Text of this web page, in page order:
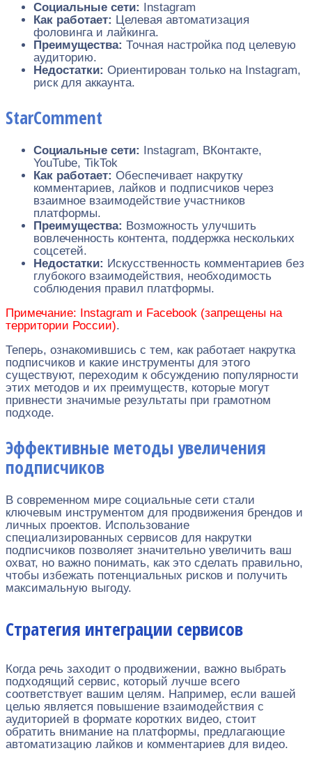
Социальные сети:
Instagram
Как работает: Целевая автоматизация
фоловинга и лайкинга.
Преимущества: Точная настройка под целевую
аудиторию.
Недостатки: Ориентирован только на Instagram,
риск для аккаунта.
StarComment
Социальные сети:
Instagram, ВКонтакте,
YouTube, TikTok
Как работает: Обеспечивает накрутку
комментариев, лайков и подписчиков через
взаимное взаимодействие участников
платформы.
Преимущества: Возможность улучшить
вовлеченность контента, поддержка нескольких
соцсетей.
Недостатки: Искусственность комментариев без
глубокого взаимодействия, необходимость
соблюдения правил платформы.
Примечание: Instagram и Facebook (запрещены на
территории России).
Теперь, ознакомившись с тем, как работает накрутка
подписчиков и какие инструменты для этого
существуют, переходим к обсуждению популярности
этих методов и их преимуществ, которые могут
привнести значимые результаты при грамотном
подходе.
Эффективные методы увеличения
подписчиков
В современном мире социальные сети стали
ключевым инструментом для продвижения брендов и
личных проектов. Использование
специализированных сервисов для накрутки
подписчиков позволяет значительно увеличить ваш
охват, но важно понимать, как это сделать правильно,
чтобы избежать потенциальных рисков и получить
максимальную выгоду.
Стратегия интеграции сервисов
Когда речь заходит о продвижении, важно выбрать
подходящий сервис, который лучше всего
соответствует вашим целям. Например, если вашей
целью является повышение взаимодействия с
аудиторией в формате коротких видео, стоит
обратить внимание на платформы, предлагающие
автоматизацию лайков и комментариев для видео.